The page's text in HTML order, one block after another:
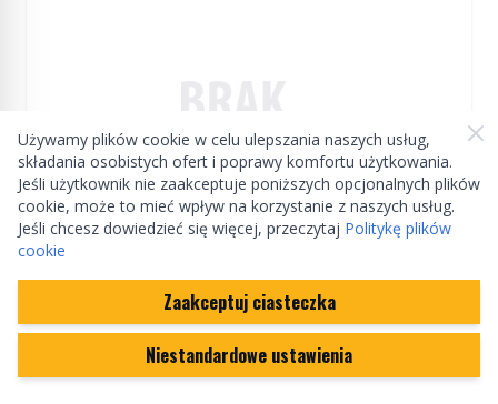
Używamy plików cookie w celu ulepszania naszych usług,
składania osobistych ofert i poprawy komfortu użytkowania.
Jeśli użytkownik nie zaakceptuje poniższych opcjonalnych plików
cookie, może to mieć wpływ na korzystanie z naszych usług.
Jeśli chcesz dowiedzieć się więcej, przeczytaj Politykę plików
cookie
Zaakceptuj ciasteczka
Niestandardowe ustawienia
Manufactured by Land rover
Przewód hamulcowy elastyczny przód lewy